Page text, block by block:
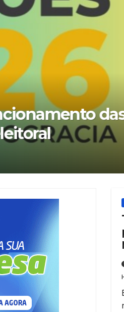
E SOCIEDADE
Religiosa em
dentro